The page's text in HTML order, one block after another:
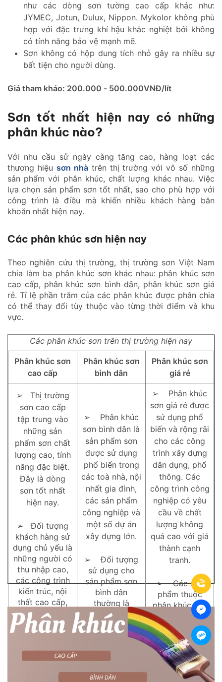
như các dòng sơn tường cao cấp khác như:
JYMEC, Jotun, Dulux, Nippon. Mykolor không phù
hợp với đặc trưng khí hậu khắc nghiệt bởi không
có tính năng bảo vệ mạnh mẽ.
Sơn không có hộp dung tích nhỏ gây ra nhiều sự
bất tiện cho người dùng.
Giá tham khảo: 200.000 - 500.000VNĐ/lít
Sơn tốt nhất hiện nay có những
phân khúc nào?
Với nhu cầu sử ngày càng tăng cao, hàng loạt các
thương hiệu sơn nhàtrên thị trường với vô số những
sản phẩm với phân khúc, chất lượng khác nhau. Việc
lựa chọn sản phẩm sơn tốt nhất, sao cho phù hợp với
công trình là điều mà khiến nhiều khách hàng băn
khoăn nhất hiện nay.
Các phân khúc sơn hiện nay
Theo nghiên cứu thị trường, thị trường sơn Việt Nam
chia làm ba phân khúc sơn khác nhau: phân khúc sơn
cao cấp, phân khúc sơn bình dân, phân khúc sơn giá
rẻ. Tỉ lệ phần trăm của các phân khúc được phân chia
có thể thay đổi tùy thuộc vào từng thời điểm và khu
vực.
Các phân khúc sơn trên thị trường hiện nay
Phân khúc sơn
cao cấp
Phân khúc sơn
bình dân
Phân khúc sơn
giá rẻ
➢ Thị trường
sơn cao cấp
tập trung vào
những sản
phẩm sơn chất
lượng cao, tính
năng đặc biệt.
Đây là dòng
sơn tốt nhất
hiện nay.
➢ Đối tượng
khách hàng sử
dụng chủ yếu là
những người có
thu nhập cao,
các công trình
kiến trúc, nội
thất cao cấp,
các công trình
đặc biệt..
của những sản
mức giá thấp
➢ Phân khúc
sơn bình dân là
sản phẩm sơn
được sử dụng
phổ biến trong
các toà nhà, nội
nhất gia đình,
các sản phẩm
công nghiệp và
một số dự án
xây dựng lớn.
➢ Đối tượng
sử dụng cho
sản phẩm sơn
bình dân
thường là
những người có
nhu cầu cao.
Yêu cầu đáp
chất lượng thi
hợp với khả
➢ Phân khúc
sơn giá rẻ được
sử dụng phổ
biến và rộng rãi
cho các công
trình xây dựng
dân dụng, phổ
thông. Các
công trình công
nghiệp có yêu
cầu về chất
lượng không
quá cao với giá
thành cạnh
tranh.
➢ Các sản
phẩm thuộc
phân khúc này
chỉ chiếm tỷ lệ
khoảng 20% thị
trường. Nó
cũng có xu
hướng giảm đi
khi nhu cầu sử